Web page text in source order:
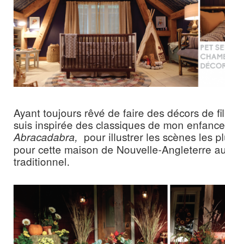
Ayant toujours rêvé de faire des décors de
suis inspirée des classiques de mon
Abracadabra, pour illustrer les scènes les
pour cette maison de Nouvelle-Angleterre
traditionnel.